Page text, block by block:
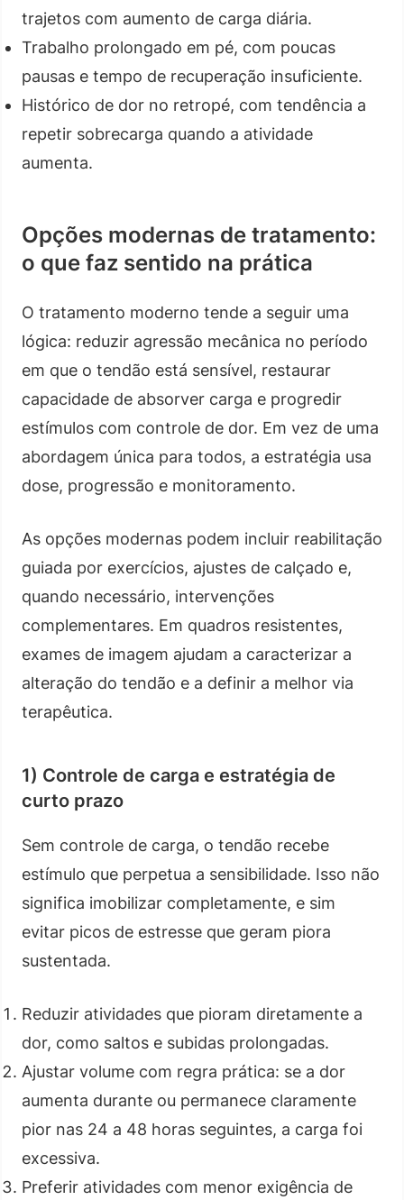
trajetos com aumento de carga diária.
Trabalho prolongado em pé, com poucas
pausas e tempo de recuperação insuficiente.
Histórico de dor no retropé, com tendência a
repetir sobrecarga quando a atividade
aumenta.
Opções modernas de tratamento:
o que faz sentido na prática
O tratamento moderno tende a seguir uma
lógica: reduzir agressão mecânica no período
em que o tendão está sensível, restaurar
capacidade de absorver carga e progredir
estímulos com controle de dor. Em vez de uma
abordagem única para todos, a estratégia usa
dose, progressão e monitoramento.
As opções modernas podem incluir reabilitação
guiada por exercícios, ajustes de calçado e,
quando necessário, intervenções
complementares. Em quadros resistentes,
exames de imagem ajudam a caracterizar a
alteração do tendão e a definir a melhor via
terapêutica.
1) Controle de carga e estratégia de
curto prazo
Sem controle de carga, o tendão recebe
estímulo que perpetua a sensibilidade. Isso não
significa imobilizar completamente, e sim
evitar picos de estresse que geram piora
sustentada.
Reduzir atividades que pioram diretamente a
dor, como saltos e subidas prolongadas.
Ajustar volume com regra prática: se a dor
aumenta durante ou permanece claramente
pior nas 24 a 48 horas seguintes, a carga foi
excessiva.
Preferir atividades com menor exigência de